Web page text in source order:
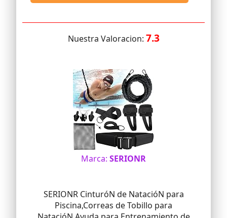
Nuestra Valoracion: 7.3
Marca: SERIONR
SERIONR CinturóN de NatacióN para
Piscina,Correas de Tobillo para